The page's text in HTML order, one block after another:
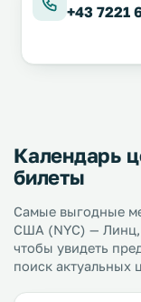
+43 7221
Календарь
билеты
Самые выгодные
США (NYC) — Линц,
чтобы увидеть
поиск актуальных